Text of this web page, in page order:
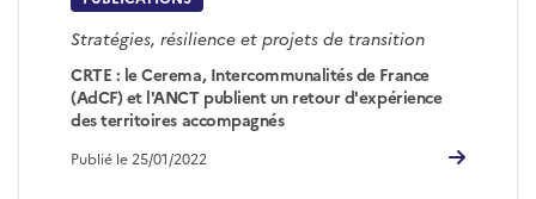
Stratégies, résilience et projets de transition
CRTE : le Cerema, Intercommunalités de France
(AdCF) et l'ANCT publient un retour d'expérience
des territoires accompagnés
Publié le 25/01/2022